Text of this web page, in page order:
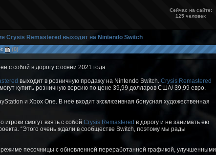
Сейчас на сайте:
125 человек
Crysis Remastered выходит на Nintendo Switch
(0)
с собой в дорогу с осени 2021 года
выходит в розничную продажу на Nintendo Switch. Crysis Remastered
купить розничную версию по цене 39,99 долларов США/ 39,99 евро.
и Xbox One. В неё входит эксклюзивная бонусная художественная
смогут взять с собой Crysis Remastered в дорогу и не занимать ею
“Этого очень ждали в сообществе Switch, поэтому мы рады
песочницы с обновленной переработанной графикой, улучшенными